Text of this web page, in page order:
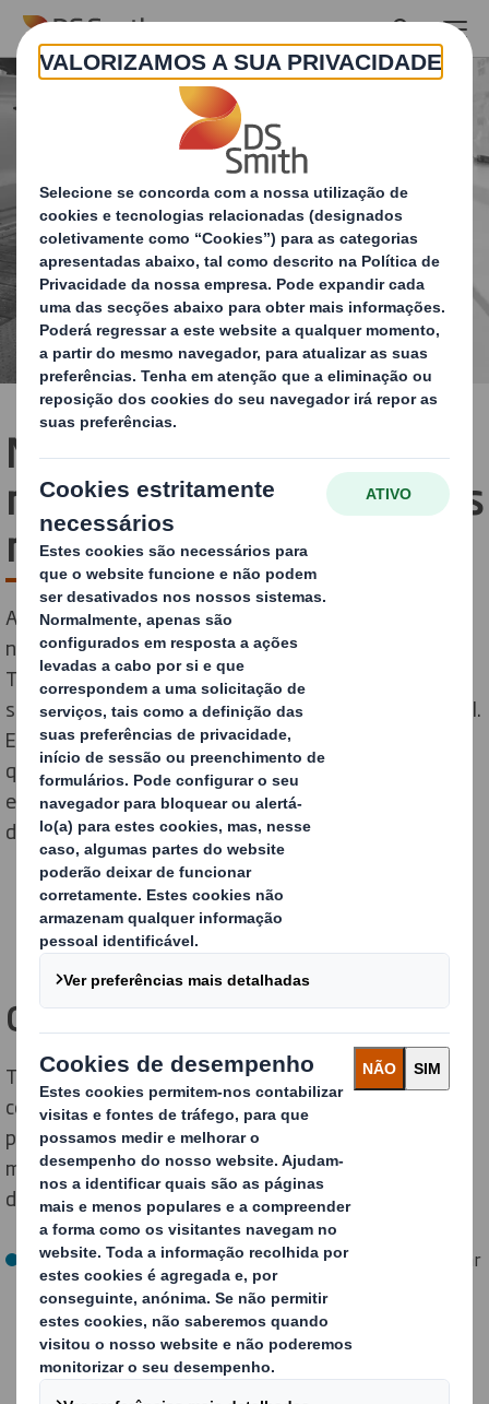
Skip to main content
Nova Tecnipack: a
revolução nas embalagens
reutilizáveis
A DS Smith Tecnicarton apresenta uma grande
novidade na sua gama de embalagens devolvíveis: a
Tecnipack com dobragem frontal ultrarrápida, uma
solução inovadora que transforma a logística industrial.
Esta embalagem resistente destaca-se por permitir
que um único trabalhador desdobre e dobre a
embalagem, podendo efetuar a dobragem em menos
de três segundos.
Características de Tecnipack
Tecnipack é um contentor de grandes dimensões
concebido para maximizar a capacidade de carga,
permitindo que mais peças sejam transportadas no
mesmo espaço. Entre os seus principais atributos
destacam-se:
Robustez e aplicabilidade: com capacidade para suportar
até 1500 kg, inclui reforços nos cantos que garantem
resistência e proteção contra choques ou quedas
durante o transporte. Além disso, o seu design
empilhável garante uma proteção ideal para peças
armazenadas.